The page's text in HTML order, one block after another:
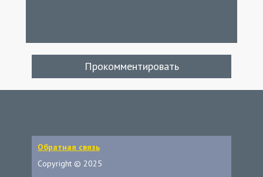
Прокомментировать
Обратная связь
Copyright © 2025